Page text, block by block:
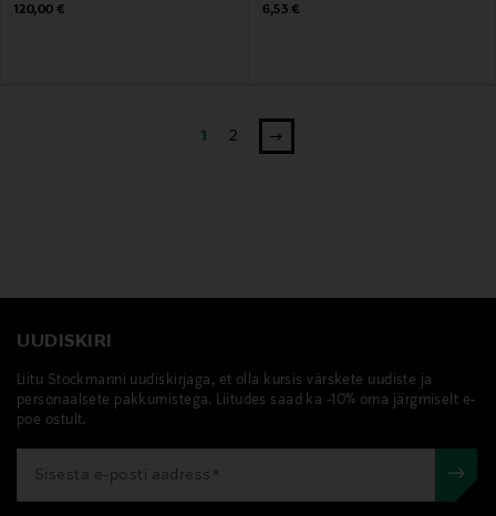
Original Price
120,00 €
Original Price
6,53 €
1 2
UUDISKIRI
Liitu Stockmanni uudiskirjaga, et olla kursis värskete uudiste ja
personaalsete pakkumistega. Liitudes saad ka -10% oma järgmiselt e-
poe ostult.